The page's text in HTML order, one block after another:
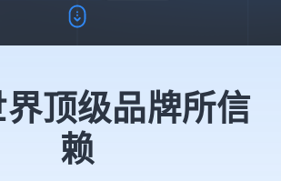
顶级品牌所信
赖